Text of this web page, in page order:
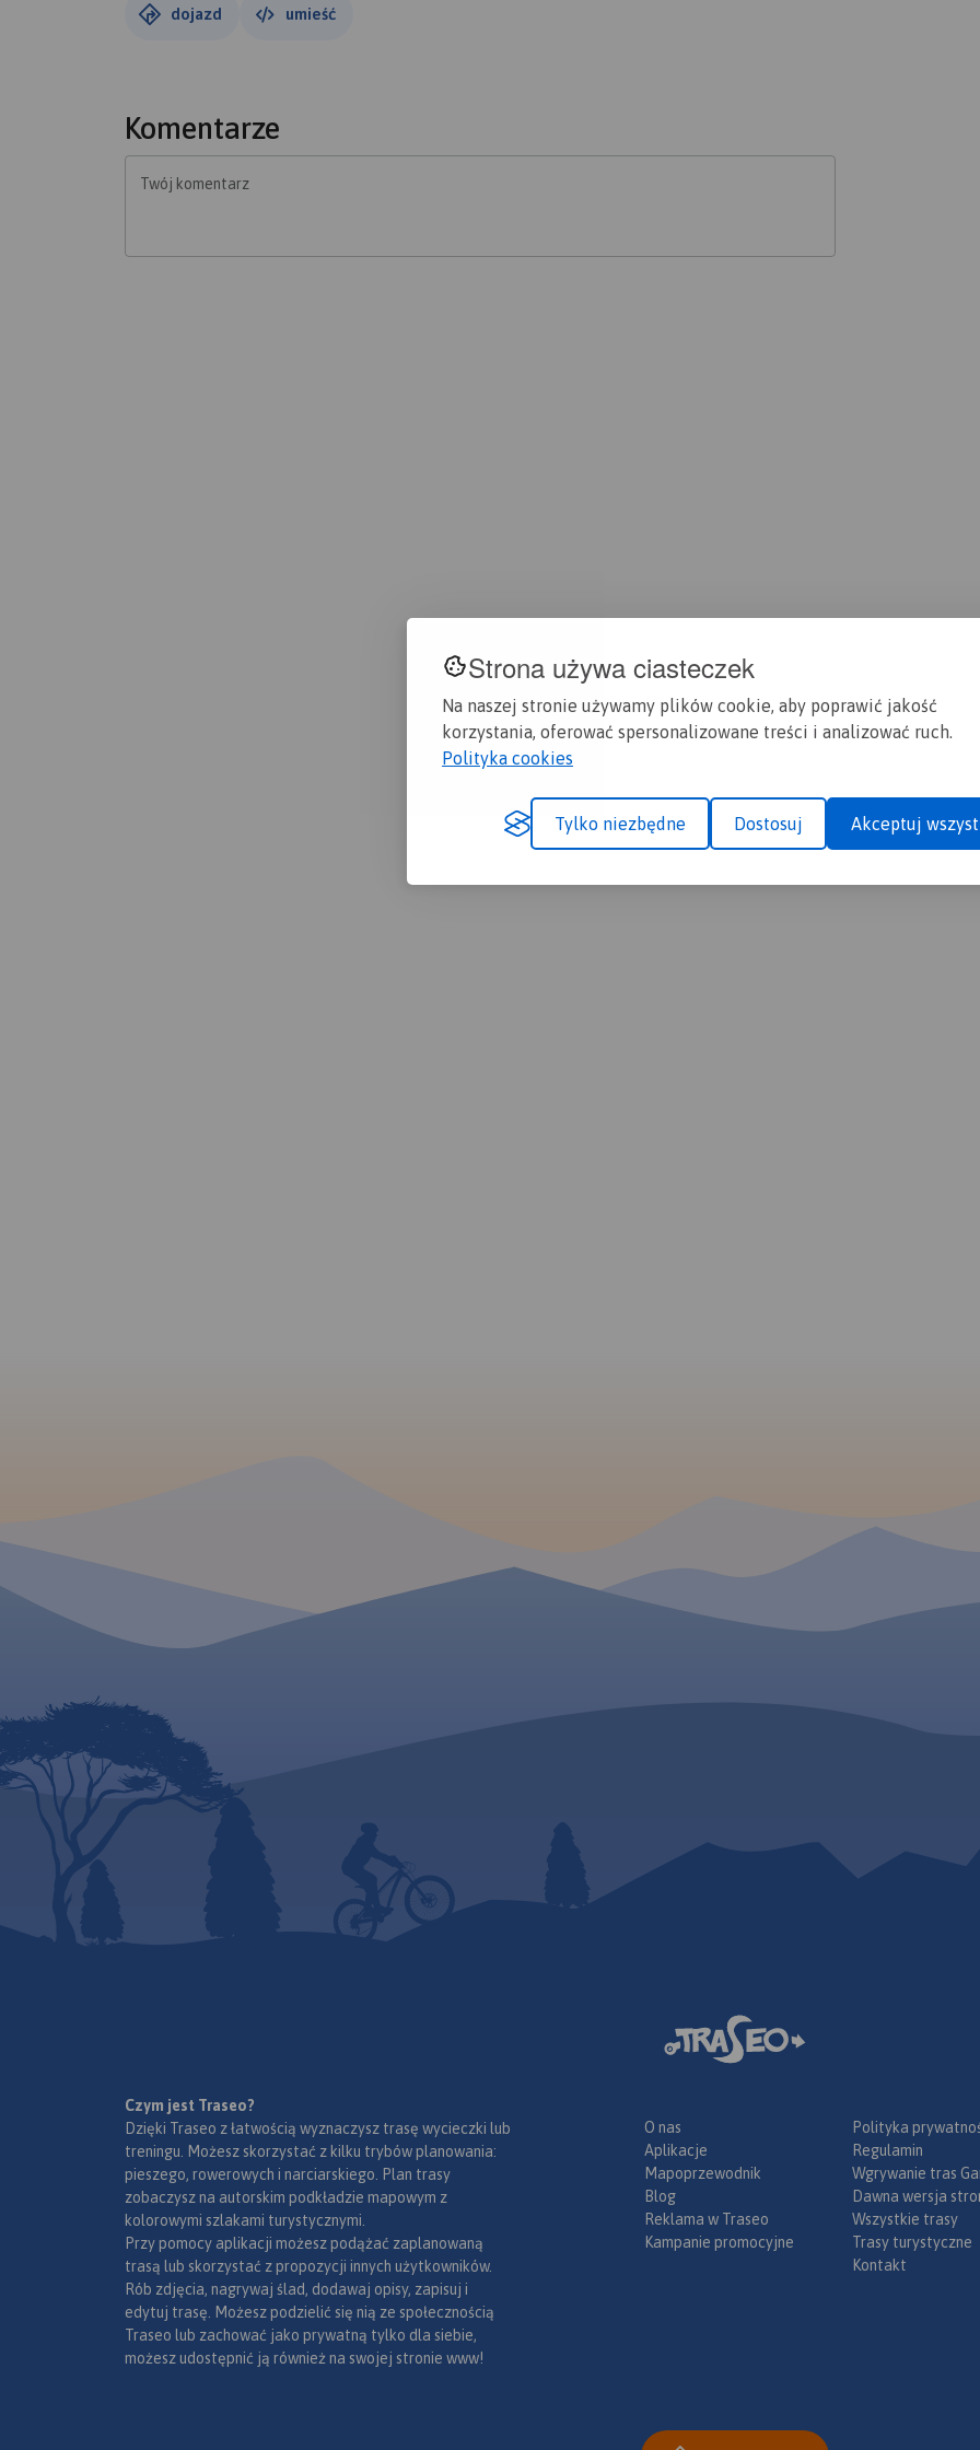
Strona używa ciasteczek
Na naszej stronie używamy plików cookie, aby poprawić jakość
korzystania, oferować spersonalizowane treści i analizować ruch.
Polityka cookies
Tylko niezbędne Dostosuj Akceptuj
dojazd umieść
Komentarze
Twój komentarz
Czym jest Traseo?
Dzięki Traseo z łatwością wyznaczysz trasę wycieczki lub
treningu. Możesz skorzystać z kilku trybów planowania:
pieszego, rowerowych i narciarskiego. Plan trasy
zobaczysz na autorskim podkładzie mapowym z
kolorowymi szlakami turystycznymi.
Przy pomocy aplikacji możesz podążać zaplanowaną
trasą lub skorzystać z propozycji innych użytkowników.
Rób zdjęcia, nagrywaj ślad, dodawaj opisy, zapisuj i
edytuj trasę. Możesz podzielić się nią ze społecznością
Traseo lub zachować jako prywatną tylko dla siebie,
możesz udostępnić ją również na swojej stronie www!
O nas
Aplikacje
Mapoprzewodnik
Blog
Reklama w Traseo
Kampanie promocyjne
Polityka
Regulamin
Wgrywanie tras
Dawna wersja
Wszystkie trasy
Trasy turystyczne
Kontakt